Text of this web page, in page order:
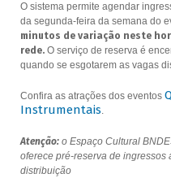
O sistema permite agendar
da segunda-feira da semana do
minutos de variação neste
rede.O serviço de reserva é
quando se esgotarem as vagas
Confira as atrações dos eventos
Instrumentais.
Atenção:o Espaço Cultural
oferece pré-reserva de ingressos
distribuição